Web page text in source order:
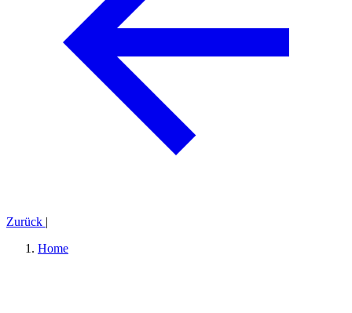
Zurück |
Home